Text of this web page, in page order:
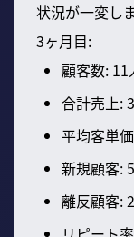
状況が一変しま
3ヶ月目:
顧客数: 11
合計売上:
平均客単
新規顧客:
離反顧客: